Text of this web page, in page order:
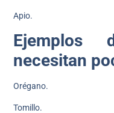
Apio.
Ejemplos
necesitan
Orégano.
Tomillo.